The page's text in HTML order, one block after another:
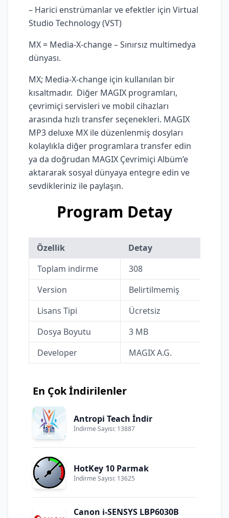
– Harici enstrümanlar ve efektler için Virtual
Studio Technology (VST)
MX = Media-X-change – Sınırsız multimedya
dünyası.
MX; Media-X-change için kullanılan bir
kısaltmadır. Diğer MAGIX programları,
çevrimiçi servisleri ve mobil cihazları
arasında hızlı transfer seçenekleri. MAGIX
MP3 deluxe MX ile düzenlenmiş dosyları
kolaylıkla diğer programlara transfer edin
ya da doğrudan MAGIX Çevrimiçi Albüm’e
aktararak sosyal dünyaya entegre edin ve
sevdikleriniz ile paylaşın.
Program Detay
Özellik
Detay
Toplam indirme
308
Version
Belirtilmemiş
Lisans Tipi
Ücretsiz
Dosya Boyutu
3 MB
Developer
MAGIX A.G.
En Çok İndirilenler
Antropi Teach İndir
İndirme Sayısı: 13887
HotKey 10 Parmak
İndirme Sayısı: 13625
Canon i-SENSYS LBP6030B